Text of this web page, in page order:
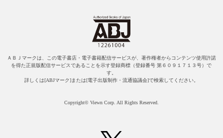
ＡＢＪマークは、この電子書店・電子書籍配信サービスが、著作権者からコンテンツ使用許諾
を得た正規版配信サービスであることを示す登録商標（登録番号 第６０９１７１３号）で
す。
詳しくは[ABJマーク]または[電子出版制作・流通協議会]で検索してください。
Copyright© Viewn Corp. All Rights Reserved.